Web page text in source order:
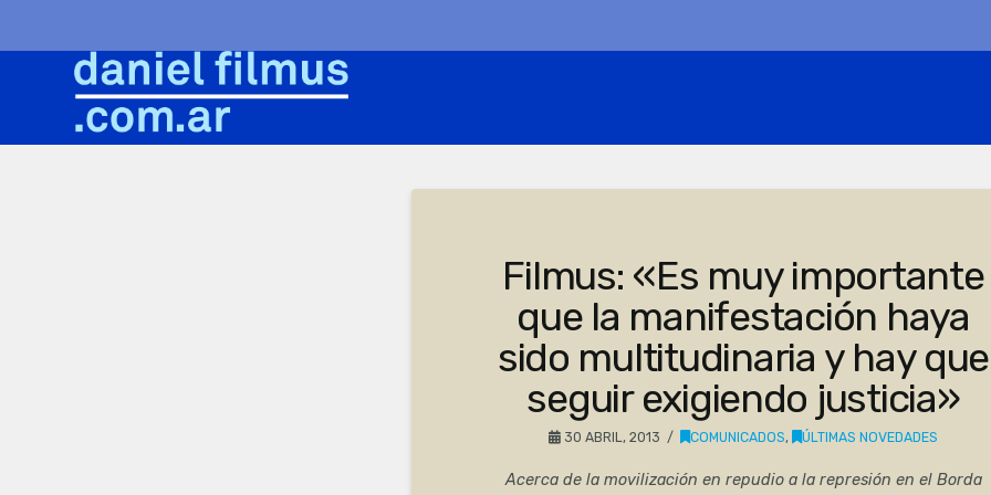
Filmus: «Es muy importante
que la manifestación haya
sido multitudinaria y hay que
seguir exigiendo justicia»
30 ABRIL, 2013 COMUNICADOS, ÚLTIMAS NOVEDADES
Acerca de la movilización en repudio a la represión en el Borda